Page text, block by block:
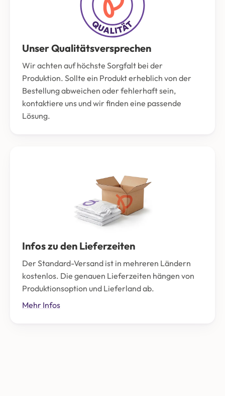
Unser Qualitätsversprechen
Wir achten auf höchste Sorgfalt bei der
Produktion. Sollte ein Produkt erheblich von der
Bestellung abweichen oder fehlerhaft sein,
kontaktiere uns und wir finden eine passende
Lösung.
Infos zu den Lieferzeiten
Der Standard-Versand ist in mehreren Ländern
kostenlos. Die genauen Lieferzeiten hängen von
Produktionsoption und Lieferland ab.
Mehr Infos